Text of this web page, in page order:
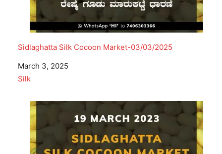
Sidlaghatta Silk Cocoon Market-03/03/2025
Date
March 3, 2025
In relation to
Silk